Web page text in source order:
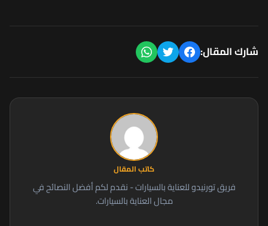
شارك المقال:
كاتب المقال
فريق تورنيدو للعناية بالسيارات - نقدم لكم أفضل النصائح في
مجال العناية بالسيارات.